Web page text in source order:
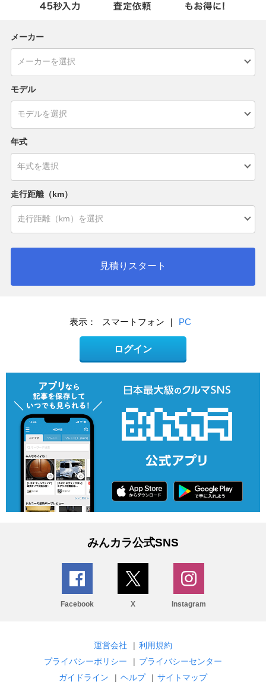
メーカー
モデル
年式
走行距離（km）
見積りスタート
表示： スマートフォン | PC
ログイン
みんカラ公式SNS
Facebook X Instagram
運営会社 | 利用規約
プライバシーポリシー
| プライバシーセンター
ガイドライン
| ヘルプ | サイトマップ